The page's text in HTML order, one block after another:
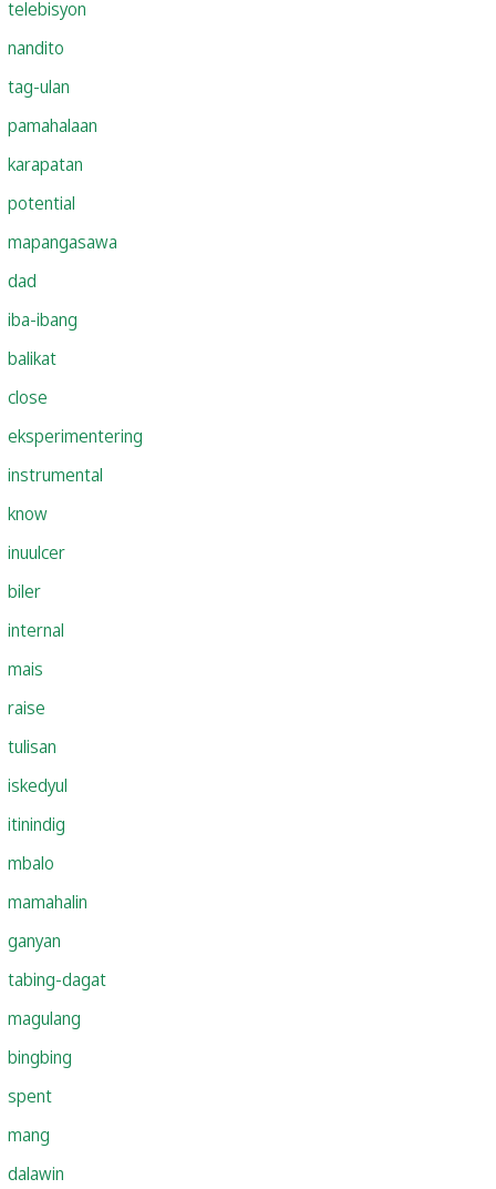
telebisyon
nandito
tag-ulan
pamahalaan
karapatan
potential
mapangasawa
dad
iba-ibang
balikat
close
eksperimentering
instrumental
know
inuulcer
biler
internal
mais
raise
tulisan
iskedyul
itinindig
mbalo
mamahalin
ganyan
tabing-dagat
magulang
bingbing
spent
mang
dalawin